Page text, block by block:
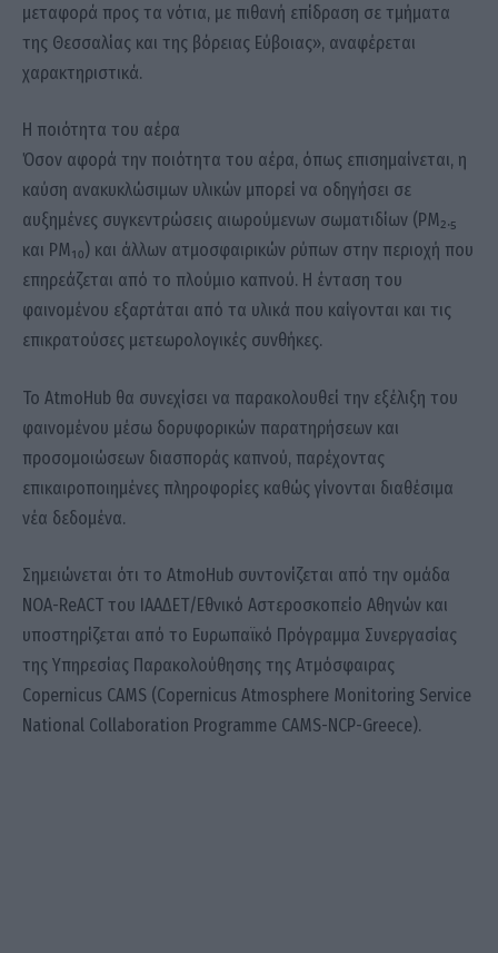
μεταφορά προς τα νότια, με πιθανή επίδραση σε τμήματα
της Θεσσαλίας και της βόρειας Εύβοιας», αναφέρεται
χαρακτηριστικά.
Η ποιότητα του αέρα
Όσον αφορά την ποιότητα του αέρα, όπως επισημαίνεται, η
καύση ανακυκλώσιμων υλικών μπορεί να οδηγήσει σε
αυξημένες συγκεντρώσεις αιωρούμενων σωματιδίων (PM₂.₅
και PM₁₀) και άλλων ατμοσφαιρικών ρύπων στην περιοχή που
επηρεάζεται από το πλούμιο καπνού. Η ένταση του
φαινομένου εξαρτάται από τα υλικά που καίγονται και τις
επικρατούσες μετεωρολογικές συνθήκες.
Το AtmoHub θα συνεχίσει να παρακολουθεί την εξέλιξη του
φαινομένου μέσω δορυφορικών παρατηρήσεων και
προσομοιώσεων διασποράς καπνού, παρέχοντας
επικαιροποιημένες πληροφορίες καθώς γίνονται διαθέσιμα
νέα δεδομένα.
Σημειώνεται ότι το AtmoHub συντονίζεται από την ομάδα
NOA-ReACT του ΙΑΑΔΕΤ/Εθνικό Αστεροσκοπείο Αθηνών και
υποστηρίζεται από το Ευρωπαϊκό Πρόγραμμα Συνεργασίας
της Υπηρεσίας Παρακολούθησης της Ατμόσφαιρας
Copernicus CAMS (Copernicus Atmosphere Monitoring Service
National Collaboration Programme CAMS-NCP-Greece).